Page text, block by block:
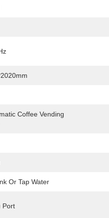
Coffee Vending
Or Tap Water
Port